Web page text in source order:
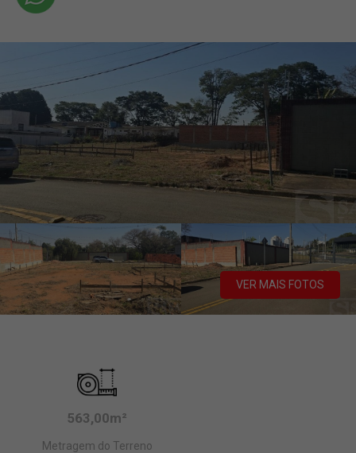
VER MAIS FOTOS
563,00m²
Metragem do Terreno